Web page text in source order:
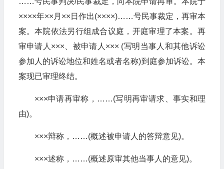
××××年××月××日作出(××××)……号民事裁定，再审本
案。本院依法另行组成合议庭，开庭审理了本案。再
审申请人×××、被申请人××× (写明当事人和其他诉讼
参加人的诉讼地位和姓名或者名称)到庭参加诉讼。本
案现已审理终结。
×××申请再审称，……(写明再审请求、事实和理
由)。
×××辩称，……(概述被申请人的答辩意见)。
×××述称，……(概述原审其他当事人的意见)。